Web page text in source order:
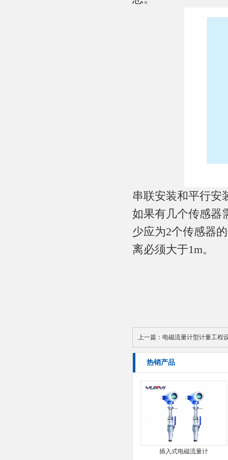
串联安装和平行安
如果有几个传感器
少应为2个传感器
离必须大于1m。
上一篇： 电磁流量计型计量工程
热销产品
插入式电磁流量计